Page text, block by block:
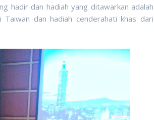
hadir dan hadiah yang ditawarkan adalah
dan hadiah cenderahati khas dari